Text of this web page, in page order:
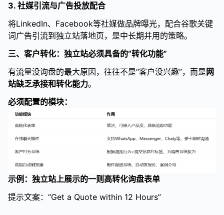
3. 社媒引流与广告投放配合
将LinkedIn、Facebook等社媒做品牌曝光，配合谷歌关键
词广告引流到独立站落地页，是中长期并用的策略。
三、客户转化：独立站必须具备的“转化功能”
有流量没询盘的最大原因，往往不是“客户没兴趣”，而是 网
站缺乏承接和转化能力。
必须配置的模块：
示例：独立站上展示的一则高转化询盘表单
提示文案：“Get a Quote within 12 Hours”